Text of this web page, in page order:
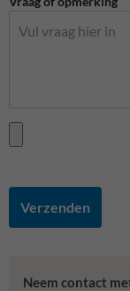
Verzenden
Neem contact